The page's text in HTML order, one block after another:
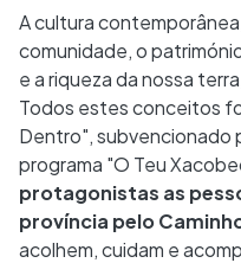
A cultura
comunidade, o
e a riqueza da nossa
Todos estes conceitos
Dentro", subvencionado
programa "O Teu
protagonistas as
província pelo
acolhem, cuidam e